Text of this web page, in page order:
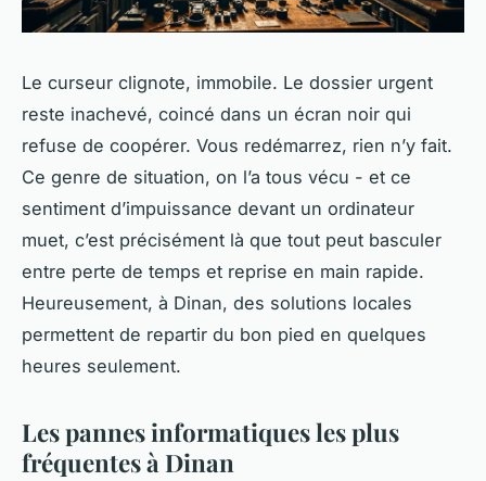
Le curseur clignote, immobile. Le dossier urgent
reste inachevé, coincé dans un écran noir qui
refuse de coopérer. Vous redémarrez, rien n’y fait.
Ce genre de situation, on l’a tous vécu - et ce
sentiment d’impuissance devant un ordinateur
muet, c’est précisément là que tout peut basculer
entre perte de temps et reprise en main rapide.
Heureusement, à Dinan, des solutions locales
permettent de repartir du bon pied en quelques
heures seulement.
Les pannes informatiques les plus
fréquentes à Dinan